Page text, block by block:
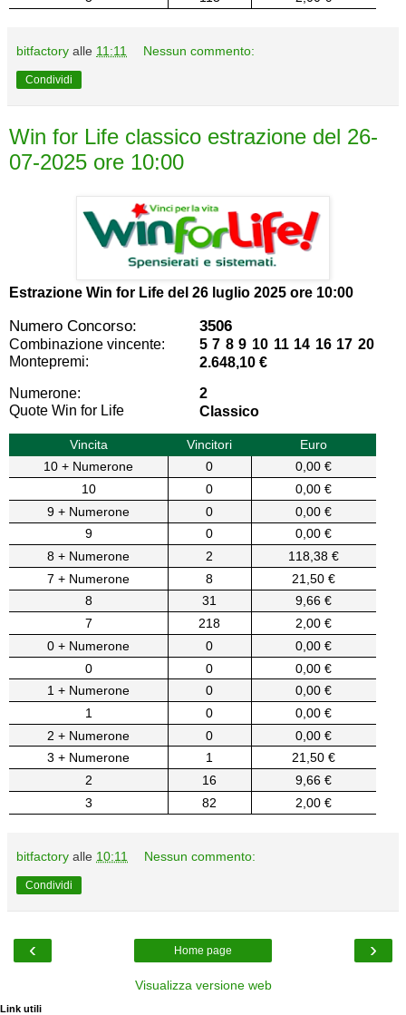
bitfactory alle 11:11 Nessun commento:
Condividi
Win for Life classico estrazione del 26-
07-2025 ore 10:00
Estrazione Win for Life del 26 luglio 2025 ore 10:00
Numero Concorso: 3506
Combinazione vincente:
5 7 8 9 10 11 14 16 17 20
Montepremi:
2.648,10 €
Numerone:
2
Quote Win for Life
Classico
Vincita Vincitori
Euro
10 + Numerone
0
0,00 €
10
0
0,00 €
9 + Numerone
0
0,00 €
9
0
0,00 €
8 + Numerone
2
118,38 €
7 + Numerone
8
21,50 €
8
31
9,66 €
7
218
2,00 €
0 + Numerone
0
0,00 €
0
0
0,00 €
1 + Numerone
0
0,00 €
1
0
0,00 €
2 + Numerone
0
0,00 €
3 + Numerone
1
21,50 €
2
16
9,66 €
3
82 2,00 €
bitfactory alle 10:11 Nessun commento:
Condividi
‹ ›
Home page
Visualizza versione web
Link utili